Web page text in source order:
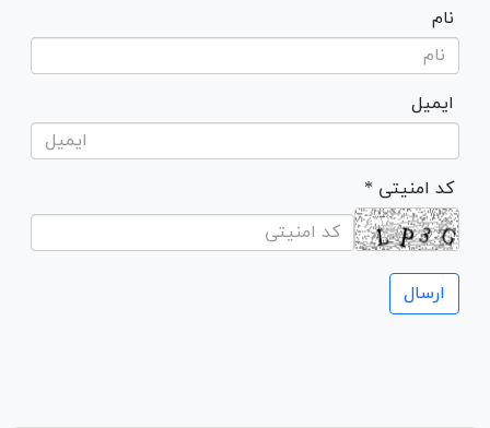
نام
ایمیل
* کد امنیتی